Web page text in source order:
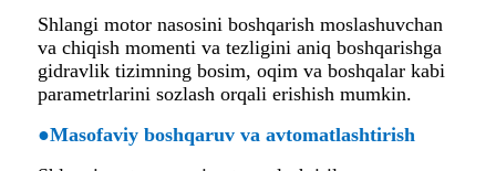
Shlangi motor nasosini boshqarish moslashuvchan
va chiqish momenti va tezligini aniq boshqarishga
gidravlik tizimning bosim, oqim va boshqalar kabi
parametrlarini sozlash orqali erishish mumkin.
●Masofaviy boshqaruv va avtomatlashtirish